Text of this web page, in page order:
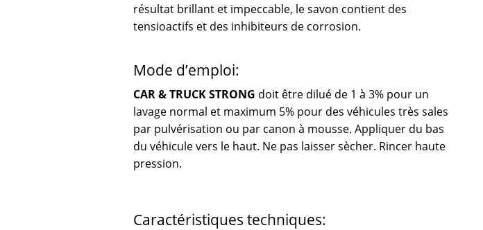
résultat brillant et impeccable, le savon contient des
tensioactifs et des inhibiteurs de corrosion.
Mode d’emploi:
CAR & TRUCK STRONG doit être dilué de 1 à 3% pour un
lavage normal et maximum 5% pour des véhicules très sales
par pulvérisation ou par canon à mousse. Appliquer du bas
du véhicule vers le haut. Ne pas laisser sècher. Rincer haute
pression.
Caractéristiques techniques: